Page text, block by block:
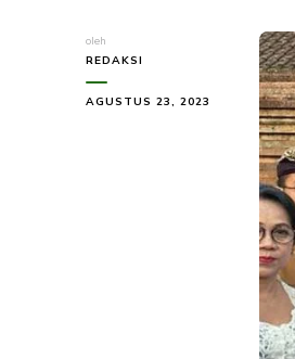
oleh
REDAKSI
AGUSTUS 23, 2023